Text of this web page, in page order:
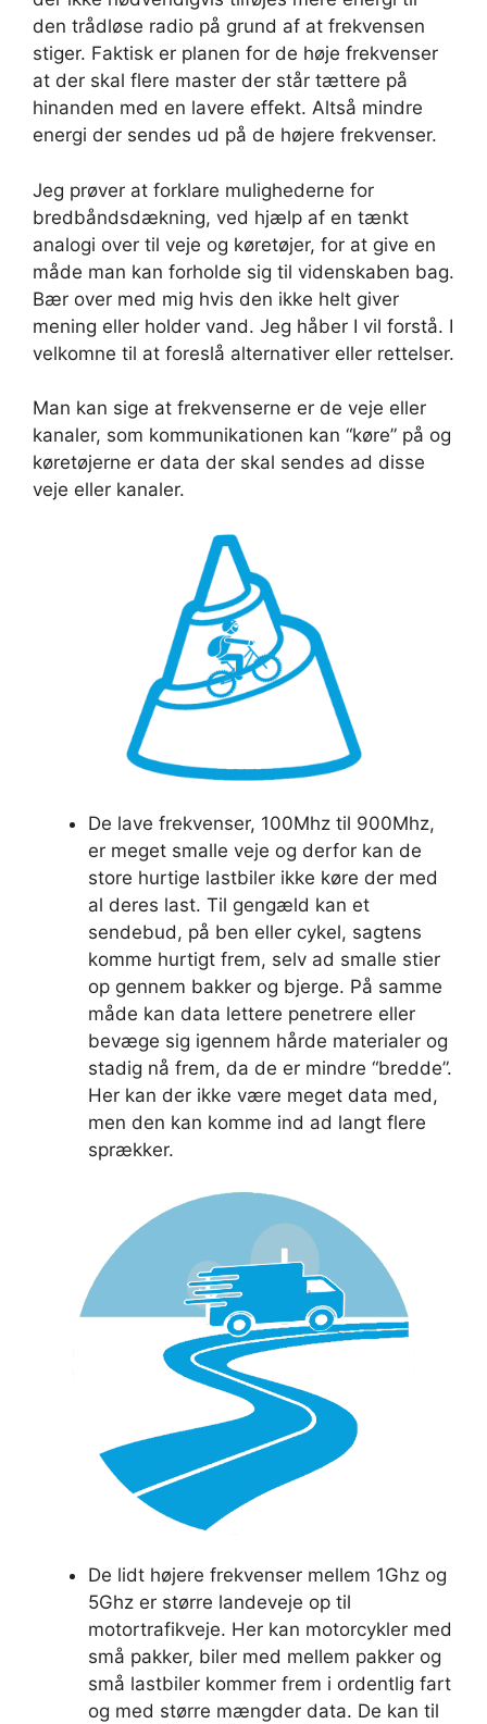
den trådløse radio på grund af at frekvensen
stiger. Faktisk er planen for de høje frekvenser
at der skal flere master der står tættere på
hinanden med en lavere effekt. Altså mindre
energi der sendes ud på de højere frekvenser.
Jeg prøver at forklare mulighederne for
bredbåndsdækning, ved hjælp af en tænkt
analogi over til veje og køretøjer, for at give en
måde man kan forholde sig til videnskaben bag.
Bær over med mig hvis den ikke helt giver
mening eller holder vand. Jeg håber I vil forstå. I
velkomne til at foreslå alternativer eller rettelser.
Man kan sige at frekvenserne er de veje eller
kanaler, som kommunikationen kan “køre” på og
køretøjerne er data der skal sendes ad disse
veje eller kanaler.
De lave frekvenser, 100Mhz til 900Mhz,
er meget smalle veje og derfor kan de
store hurtige lastbiler ikke køre der med
al deres last. Til gengæld kan et
sendebud, på ben eller cykel, sagtens
komme hurtigt frem, selv ad smalle stier
op gennem bakker og bjerge. På samme
måde kan data lettere penetrere eller
bevæge sig igennem hårde materialer og
stadig nå frem, da de er mindre “bredde”.
Her kan der ikke være meget data med,
men den kan komme ind ad langt flere
sprækker.
De lidt højere frekvenser mellem 1Ghz og
5Ghz er større landeveje op til
motortrafikveje. Her kan motorcykler med
små pakker, biler med mellem pakker og
små lastbiler kommer frem i ordentlig fart
og med større mængder data. De kan til